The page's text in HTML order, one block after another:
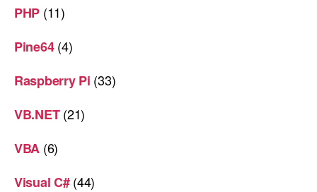
PHP (11)
Pine64(4)
Raspberry Pi (33)
VB.NET(21)
VBA (6)
Visual C#(44)